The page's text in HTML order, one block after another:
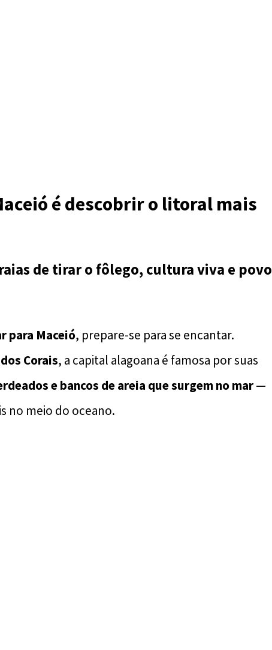
é descobrir o litoral mais
de tirar o fôlego, cultura viva e povo
para Maceió, prepare-se para se encantar.
Corais, a capital alagoana é famosa por suas
e bancos de areia que surgem no mar—
no meio do oceano.